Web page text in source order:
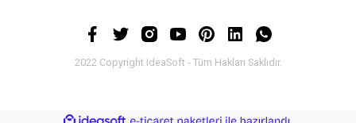
2022 Copyright IdeaSoft - Tüm Hakları Saklıdır.
ideasoft